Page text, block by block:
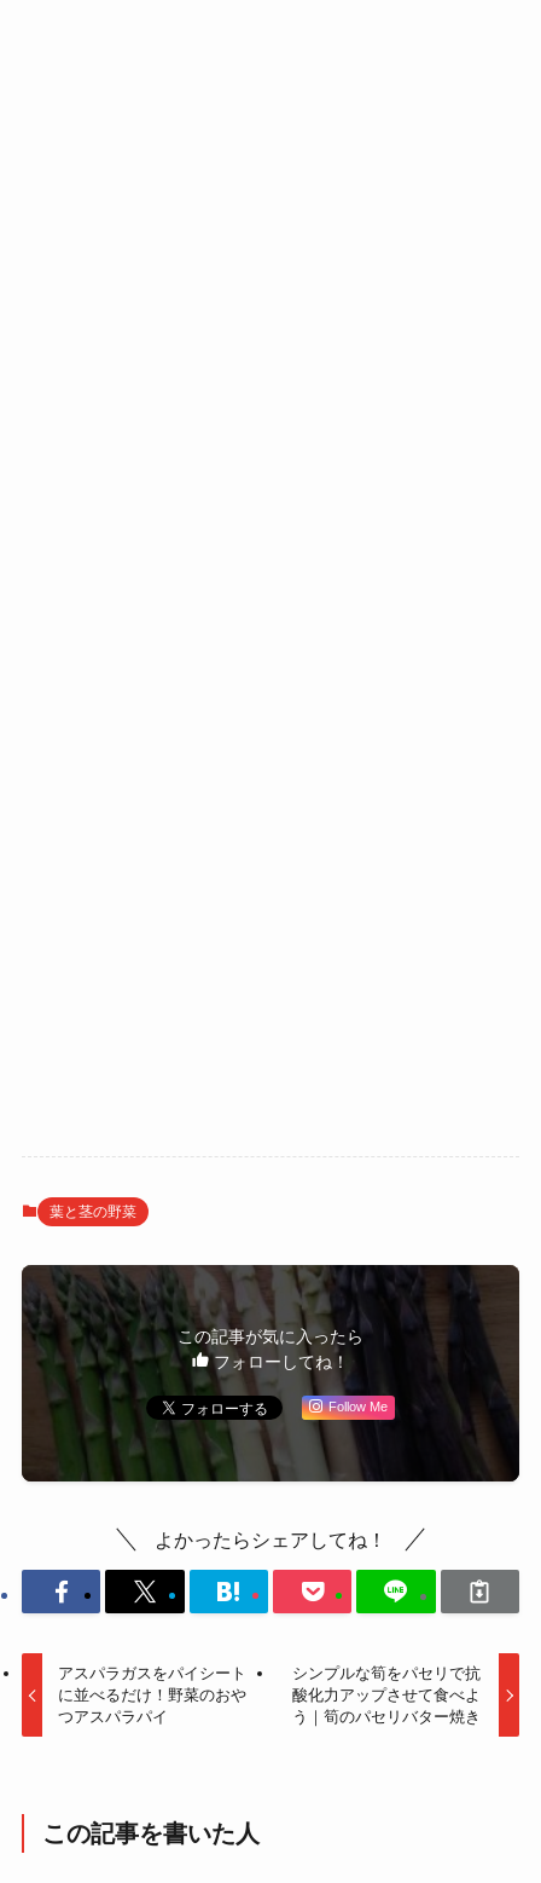
葉と茎の野菜
この記事が気に入ったら
フォローしてね！
Follow Me
よかったらシェアしてね！
アスパラガスをパイシート
に並べるだけ！野菜のおや
つアスパラパイ
シンプルな筍をパセリで抗
酸化力アップさせて食べよ
う｜筍のパセリバター焼き
この記事を書いた人